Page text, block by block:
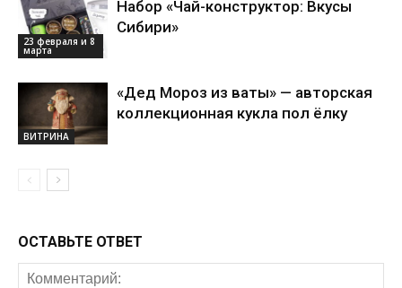
23 февраля и 8
марта
Набор «Чай-конструктор: Вкусы
Сибири»
ВИТРИНА
«Дед Мороз из ваты» — авторская
коллекционная кукла пол ёлку
ОСТАВЬТЕ ОТВЕТ